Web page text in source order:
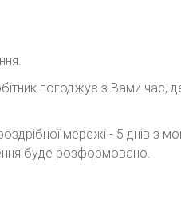
погоджує з Вами час,
мережі - 5 днів з
буде розформовано.